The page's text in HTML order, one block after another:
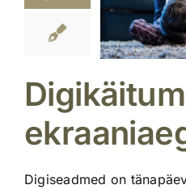
Digiseadmed on